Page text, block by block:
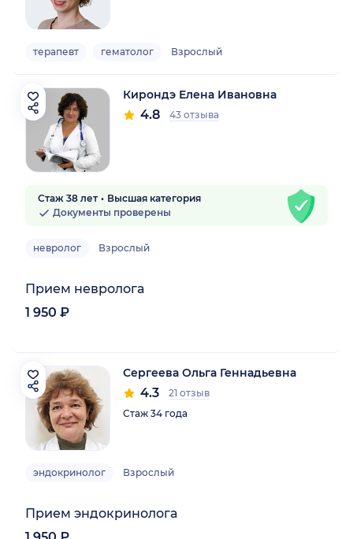
терапевт гематолог Взрослый
Кирондэ Елена Ивановна
4.8 43 отзыва
Стаж 38 лет
Высшая категория
Документы проверены
невролог Взрослый
Прием невролога
1 950 ₽
Сергеева Ольга Геннадьевна
4.3
21 отзыв
Стаж 34 года
эндокринолог Взрослый
Прием эндокринолога